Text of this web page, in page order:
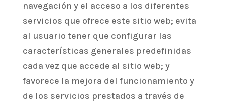
navegación y el acceso a los diferentes
servicios que ofrece este sitio web; evita
al usuario tener que configurar las
características generales predefinidas
cada vez que accede al sitio web; y
favorece la mejora del funcionamiento y
de los servicios prestados a través de